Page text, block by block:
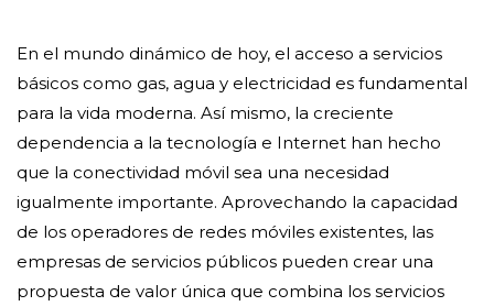
En el mundo dinámico de hoy, el acceso a servicios
básicos como gas, agua y electricidad es fundamental
para la vida moderna. Así mismo, la creciente
dependencia a la tecnología e Internet han hecho
que la conectividad móvil sea una necesidad
igualmente importante. Aprovechando la capacidad
de los operadores de redes móviles existentes, las
empresas de servicios públicos pueden crear una
propuesta de valor única que combina los servicios